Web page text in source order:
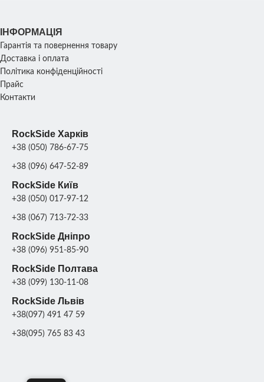
ІНФОРМАЦІЯ
Гарантія та повернення товару
Доставка і оплата
Політика конфіденційності
Прайс
Контакти
RockSide Харків
+38 (050) 786-67-75
+38 (096) 647-52-89
RockSide Київ
+38 (050) 017-97-12
+38 (067) 713-72-33
RockSide Дніпро
+38 (096) 951-85-90
RockSide Полтава
+38 (099) 130-11-08
RockSide Львів
+38(097) 491 47 59
+38(095) 765 83 43